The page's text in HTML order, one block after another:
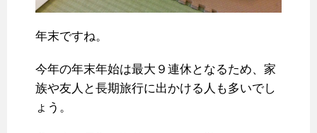
年末ですね。
今年の年末年始は最大９連休となるため、家
族や友人と長期旅行に出かける人も多いでし
ょう。